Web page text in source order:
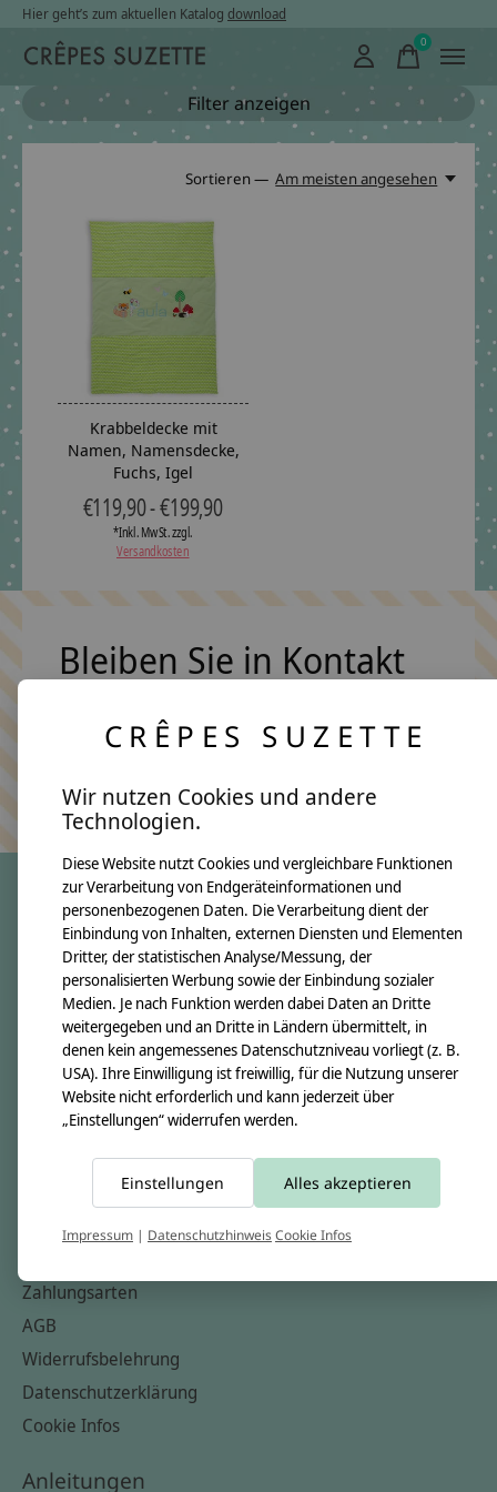
Hier geht’s zum aktuellen Katalog download
0items
Filter anzeigen
Sortieren — Am meisten angesehen
Krabbeldecke mit
Namen, Namensdecke,
Fuchs, Igel
€119,90 - €199,90
*Inkl. MwSt. zzgl.
Versandkosten
Bleiben Sie in Kontakt
Keine Sorge, wir übertreiben es nicht
crêpes suzette
Über uns
Unsere Creppies
Nähkästchen
Unsere Stoffe
Impressum
Informationen
Kontakt
Zahlungsarten
AGB
Widerrufsbelehrung
Datenschutzerklärung
Cookie Infos
Anleitungen
CRÊPES SUZETTE
Wir nutzen Cookies und andere
Technologien.
Diese Website nutzt Cookies und vergleichbare Funktionen
zur Verarbeitung von Endgeräteinformationen und
personenbezogenen Daten. Die Verarbeitung dient der
Einbindung von Inhalten, externen Diensten und Elementen
Dritter, der statistischen Analyse/Messung, der
personalisierten Werbung sowie der Einbindung sozialer
Medien. Je nach Funktion werden dabei Daten an Dritte
weitergegeben und an Dritte in Ländern übermittelt, in
denen kein angemessenes Datenschutzniveau vorliegt (z. B.
USA). Ihre Einwilligung ist freiwillig, für die Nutzung unserer
Website nicht erforderlich und kann jederzeit über
„Einstellungen“ widerrufen werden.
Einstellungen Alles akzeptieren
Impressum | DatenschutzhinweisCookie Infos